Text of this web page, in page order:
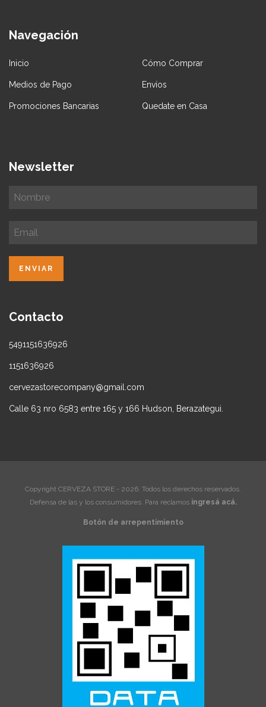
Navegación
Inicio Cómo Comprar
Medios de Pago Envíos
Promociones Bancarias Quedate en Casa
Newsletter
Contacto
5491151636926
1151636926
cervezastorecompany@gmail.com
Calle 63 nro 6583 entre 165 y 166 Hudson, Berazategui.
Copyright CERVEZA STORE - 2026. Todos los derechos reservados.
Defensa de las y los consumidores. Para reclamos ingresá acá.
Botón de arrepentimiento